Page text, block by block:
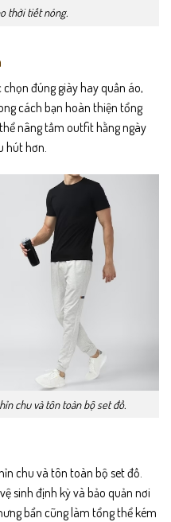
thời tiết nóng.
đúng giày hay quần áo,
cách bạn hoàn thiện tổng
nâng tầm outfit hằng ngày
hút hơn.
chu và tôn toàn bộ set đồ.
chu và tôn toàn bộ set đồ.
sinh định kỳ và bảo quản nơi
bẩn cũng làm tổng thể kém